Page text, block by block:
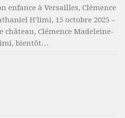
enfance à Versailles, Clémence
H’limi, 15 octobre 2025 –
château, Clémence Madeleine-
bientôt…